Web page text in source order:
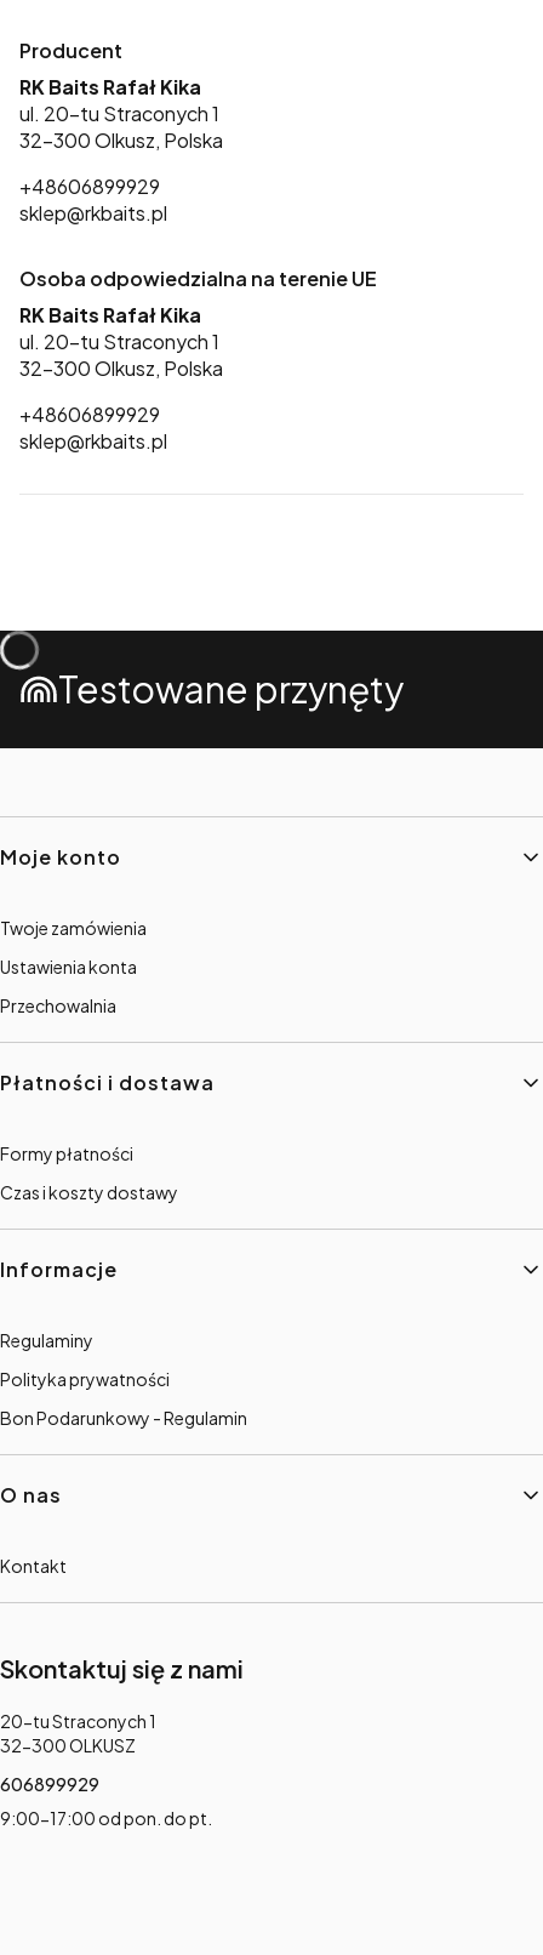
Producent
RK Baits Rafał Kika
ul. 20-tu Straconych 1
32-300 Olkusz, Polska
+48606899929
sklep@rkbaits.pl
Osoba odpowiedzialna na terenie UE
RK Baits Rafał Kika
ul. 20-tu Straconych 1
32-300 Olkusz, Polska
+48606899929
sklep@rkbaits.pl
Testowane przynęty
Linki w stopce
Moje konto
Twoje zamówienia
Ustawienia konta
Przechowalnia
Płatności i dostawa
Formy płatności
Czas i koszty dostawy
Informacje
Regulaminy
Polityka prywatności
Bon Podarunkowy - Regulamin
O nas
Kontakt
Skontaktuj się z nami
Adres:
20-tu Straconych 1
32-300 OLKUSZ
606899929
9:00-17:00 od pon. do pt.